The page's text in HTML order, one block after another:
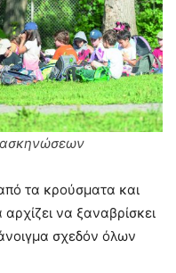
τα κρούσματα και
να ξαναβρίσκει
σχεδόν όλων